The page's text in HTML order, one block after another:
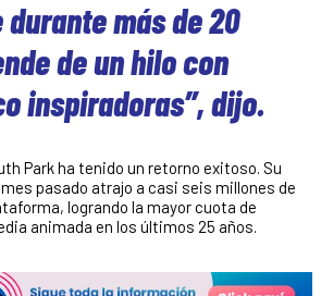
más de 20
de un hilo con
inspiradoras”, dijo.
Park ha tenido un retorno exitoso. Su
pasado atrajo a casi seis millones de
logrando la mayor cuota de
animada en los últimos 25 años.